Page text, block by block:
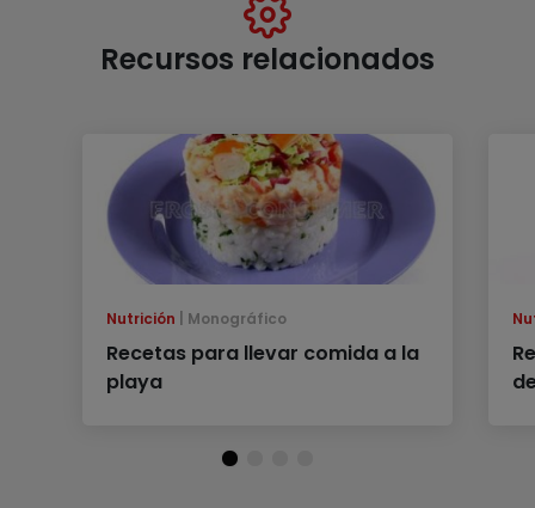
Recursos relacionados
Nutrición Monográfico
Recetas para llevar comida a la
playa